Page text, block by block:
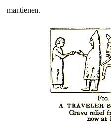
mantienen.